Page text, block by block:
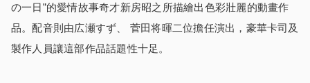
の一日”的愛情故事奇才新房昭之所描繪出色彩壯麗的動畫作
品。配音則由広瀬すず、 菅田将暉二位擔任演出，豪華卡司及
製作人員讓這部作品話題性十足。